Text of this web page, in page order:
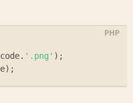
. '.png' );